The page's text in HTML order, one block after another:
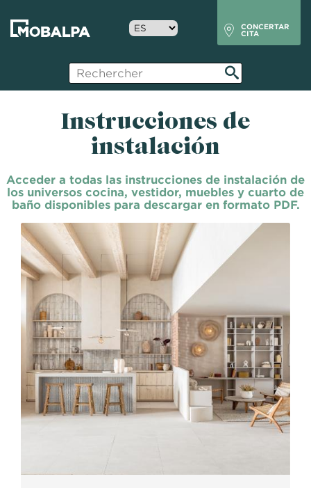
contenido
Select
your
mobalpa
CONCERTAR
CITA
Instrucciones de
instalación
Acceder a todas las instrucciones de instalación de
los universos cocina, vestidor, muebles y cuarto de
baño disponibles para descargar en formato PDF.